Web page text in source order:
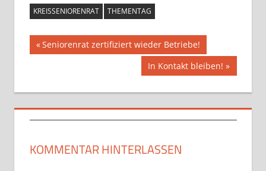
KREISSENIORENRAT THEMENTAG
Beitragsnavigation
Vorheriger
Seniorenrat zertifiziert wieder Betriebe!
Nächster
Beitrag:
In Kontakt bleiben!
KOMMENTAR HINTERLASSEN